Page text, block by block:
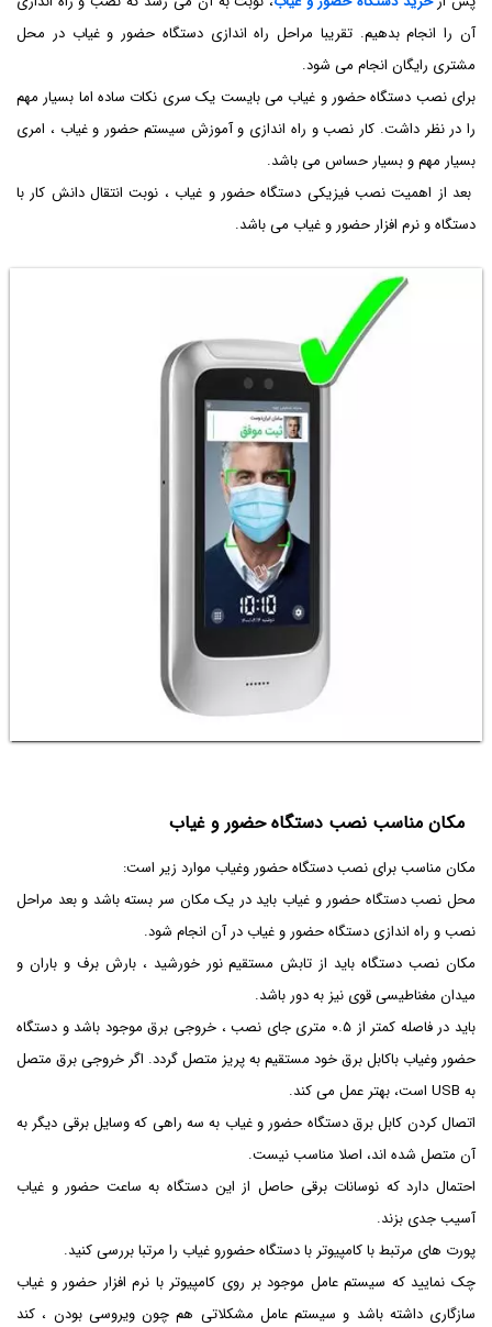
آن را انجام بدهیم. تقریبا مراحل راه اندازی دستگاه حضور و غیاب در محل
مشتری رایگان انجام می شود.
برای نصب دستگاه حضور و غیاب می بایست یک سری نکات ساده اما بسیار مهم
را در نظر داشت. کار نصب و راه اندازی و آموزش سیستم حضور و غیاب ، امری
بسیار مهم و بسیار حساس می باشد.
بعد از اهمیت نصب فیزیکی دستگاه حضور و غیاب ، نوبت انتقال دانش کار با
دستگاه و نرم افزار حضور و غیاب می باشد.
مکان مناسب نصب دستگاه حضور و غیاب
مکان مناسب برای نصب دستگاه حضور و‌غیاب موارد زیر است:
محل نصب دستگاه حضور و غیاب باید در یک مکان سر بسته باشد و بعد مراحل
نصب و راه اندازی دستگاه حضور و غیاب در آن انجام شود.
مکان نصب دستگاه باید از تابش مستقیم نور خورشید ، بارش برف و باران و
میدان مغناطیسی قوی نیز به دور باشد.
باید در فاصله کمتر از ۰.۵ متری جای نصب ، خروجی برق موجود باشد و دستگاه
حضور و‌غیاب باکابل برق خود مستقیم به پریز متصل گردد. اگر خروجی برق متصل
به USB است، بهتر عمل می کند.
اتصال کردن کابل برق دستگاه حضور و غیاب به سه راهی که وسایل برقی دیگر به
آن متصل شده اند، اصلا مناسب نیست.
احتمال دارد که نوسانات برقی حاصل از این دستگاه به ساعت حضور و غیاب
آسیب جدی بزند.
پورت های مرتبط با کامپیوتر با دستگاه حضورو غیاب را مرتبا بررسی کنید.
چک نمایید که سیستم عامل موجود بر روی کامپیوتر با نرم افزار حضور و غیاب
سازگاری داشته باشد و سیستم عامل مشکلاتی هم چون ویروسی بودن ، کند